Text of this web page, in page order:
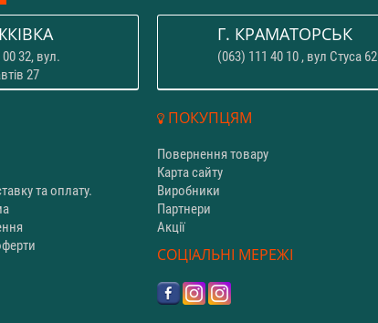
32, вул.
27
Г. КРАМАТОРСЬК
(063) 111 40 10 , вул Стуса 62
та оплату.
ПОКУПЦЯМ
Повернення товару
Карта сайту
Виробники
Партнери
Акції
СОЦІАЛЬНІ МЕРЕЖІ